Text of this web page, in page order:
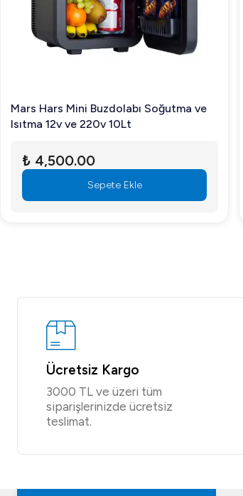
Mars Hars Mini Buzdolabı Soğutma ve
Isıtma 12v ve 220v 10Lt
₺ 4,500.00
Sepete Ekle
Ücretsiz Kargo
3000 TL ve üzeri tüm
siparişlerinizde ücretsiz
teslimat.